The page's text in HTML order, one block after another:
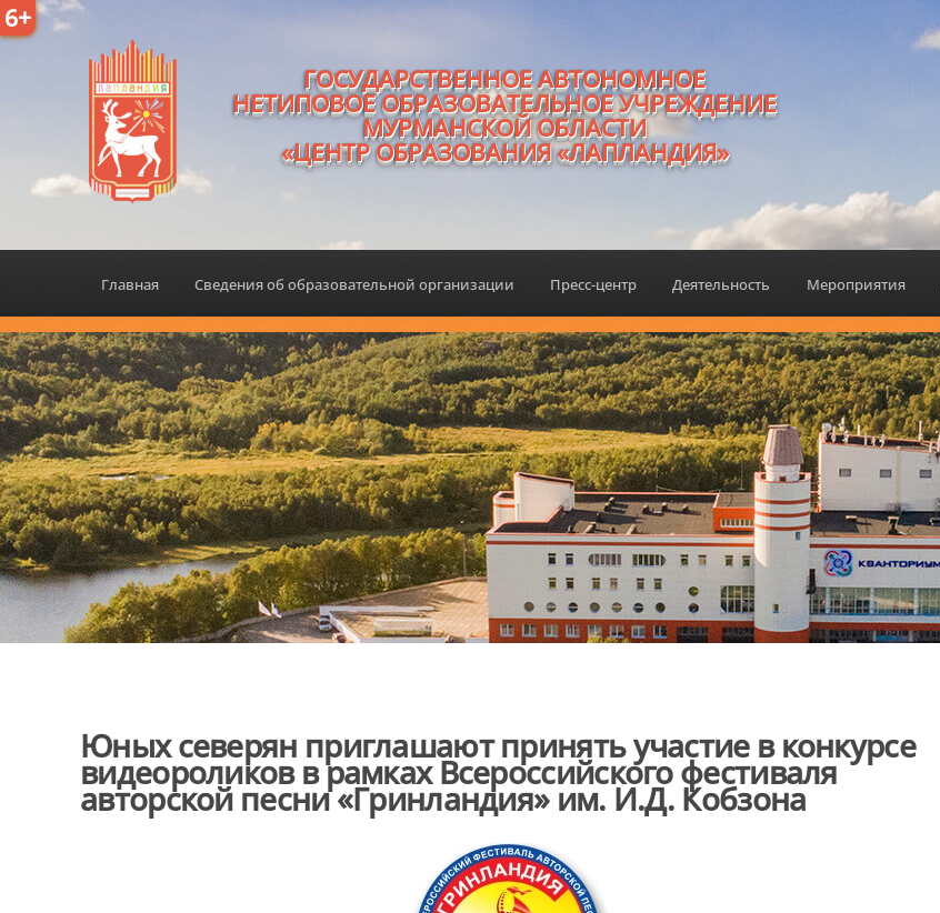
6+
ГОСУДАРСТВЕННОЕ АВТОНОМНОЕ
НЕТИПОВОЕ ОБРАЗОВАТЕЛЬНОЕ УЧРЕЖДЕНИЕ
МУРМАНСКОЙ ОБЛАСТИ
«ЦЕНТР ОБРАЗОВАНИЯ «ЛАПЛАНДИЯ»
Главная Сведения об образовательной организации Пресс-центр Деятельность Мероприятия
Юных северян приглашают принять участие в конкурсе
видеороликов в рамках Всероссийского фестиваля
авторской песни «Гринландия» им. И.Д. Кобзона